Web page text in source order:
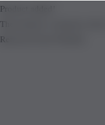
Product added!
The product is already in the
Removed from Wishlist